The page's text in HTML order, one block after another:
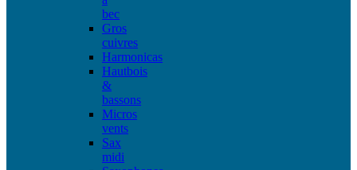
bec
Gros
cuivres
Harmonicas
Hautbois
&
bassons
Micros
vents
Sax
midi